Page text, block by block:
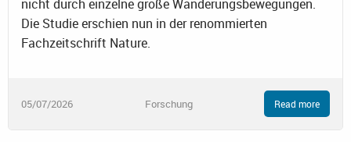
nicht durch einzelne große Wanderungsbewegungen.
Die Studie erschien nun in der renommierten
Fachzeitschrift Nature.
05/07/2026 Forschung Read more